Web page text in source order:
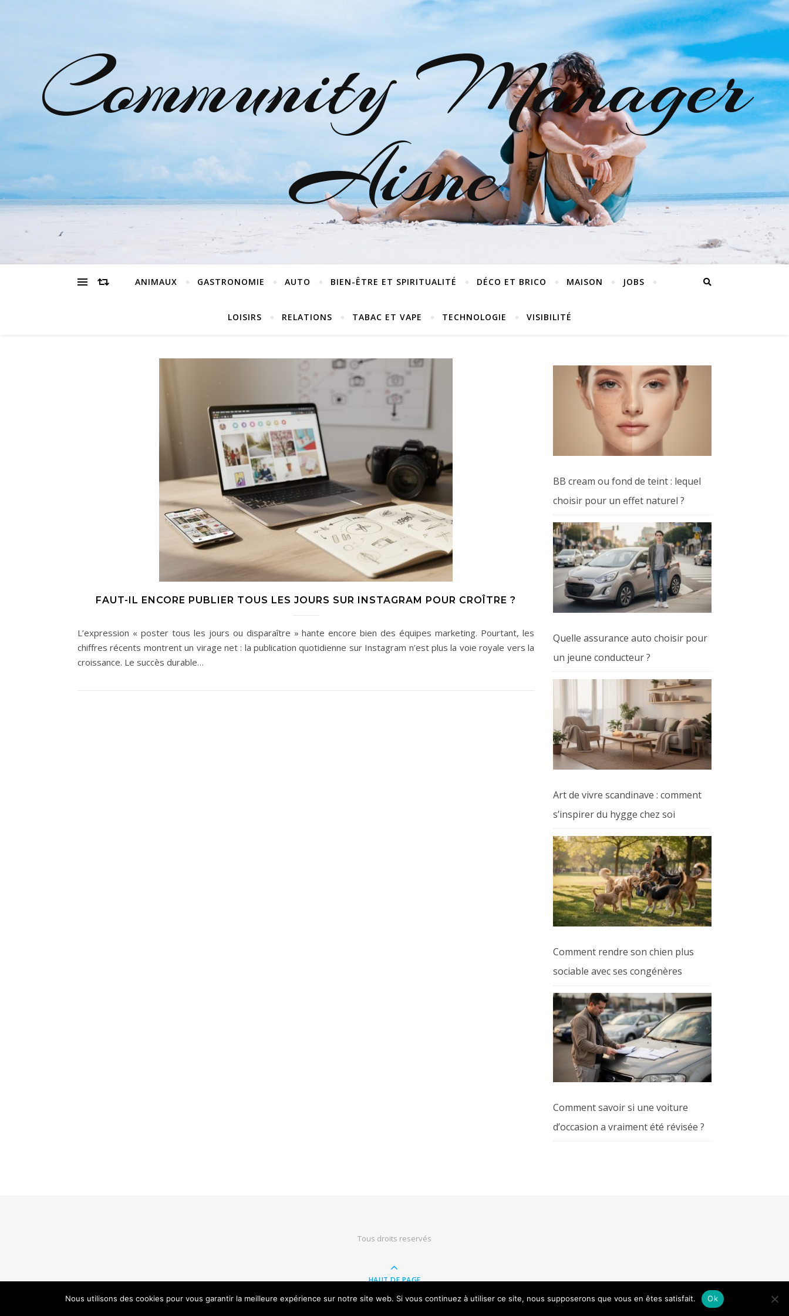
Community Manager
Aisne
ANIMAUX GASTRONOMIE AUTO BIEN-ÊTRE ET SPIRITUALITÉ DÉCO ET BRICO MAISON JOBS
LOISIRS RELATIONS TABAC ET VAPE TECHNOLOGIE VISIBILITÉ
FAUT-IL ENCORE PUBLIER TOUS LES JOURS SUR INSTAGRAM POUR CROÎTRE ?
L’expression « poster tous les jours ou disparaître » hante encore bien des équipes marketing. Pourtant, les
chiffres récents montrent un virage net : la publication quotidienne sur Instagram n’est plus la voie royale vers la
croissance. Le succès durable…
BB cream ou fond de teint : lequel
choisir pour un effet naturel ?
Quelle assurance auto choisir pour
un jeune conducteur ?
Art de vivre scandinave : comment
s’inspirer du hygge chez soi
Comment rendre son chien plus
sociable avec ses congénères
Comment savoir si une voiture
d’occasion a vraiment été révisée ?
Tous droits reservés
HAUT DE PAGE
Nous utilisons des cookies pour vous garantir la meilleure expérience sur notre site web. Si vous continuez à utiliser ce site, nous supposerons que vous en êtes satisfait. Ok